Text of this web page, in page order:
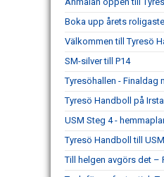
Boka upp årets
Välkommen till Tyresö
SM-silver till P14
Tyresöhallen - Finaldag
Tyresö Handboll på
USM Steg 4 -
Tyresö Handboll till
Till helgen avgörs det –